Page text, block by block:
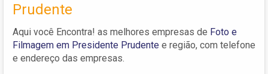
Prudente
Aqui você Encontra! as melhores empresas de Foto e
Filmagem em Presidente Prudente e região, com telefone
e endereço das empresas.